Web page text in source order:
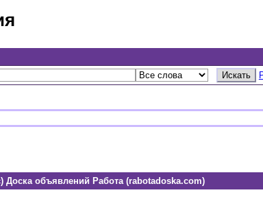
Доска объявлений Работа (rabotadoska.com)